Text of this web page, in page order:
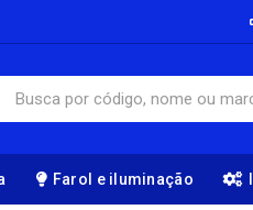
Farol e iluminação